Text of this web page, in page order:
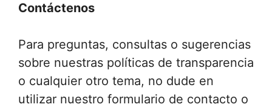
Contáctenos
Para preguntas, consultas o sugerencias
sobre nuestras políticas de transparencia
o cualquier otro tema, no dude en
utilizar nuestro formulario de contacto o